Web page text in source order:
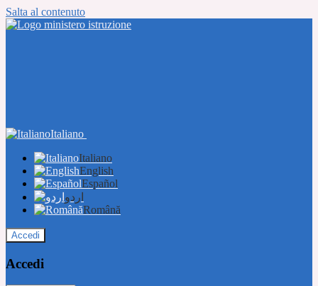
Salta al contenuto
Italiano
Italiano
English
Español
اردو
Română
Accedi
Accedi